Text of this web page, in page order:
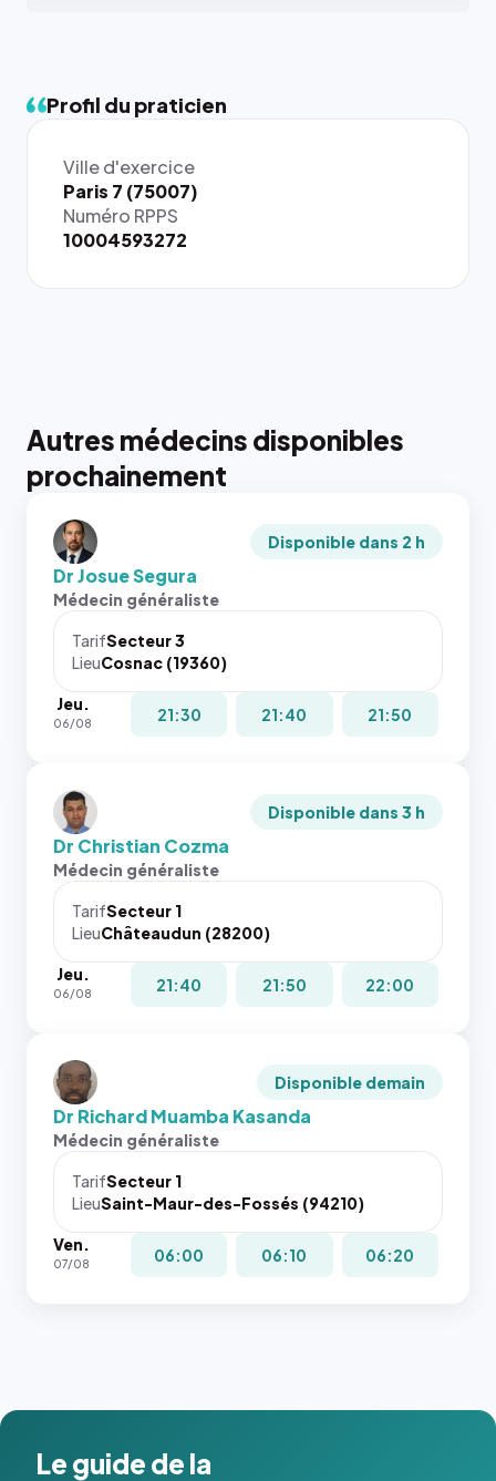
Profil du praticien
Ville d'exercice
Paris 7 (75007)
Numéro RPPS
10004593272
Autres médecins disponibles
prochainement
Disponible dans 2 h
Dr Josue Segura
Médecin généraliste
TarifSecteur 3
LieuCosnac (19360)
Jeu.
06/08 21:30 21:40 21:50
Disponible dans 3 h
Dr Christian Cozma
Médecin généraliste
TarifSecteur 1
LieuChâteaudun (28200)
Jeu.
06/08 21:40 21:50 22:00
Disponible demain
Dr Richard Muamba Kasanda
Médecin généraliste
TarifSecteur 1
LieuSaint-Maur-des-Fossés (94210)
Ven.
07/08 06:00 06:10 06:20
Le guide de la